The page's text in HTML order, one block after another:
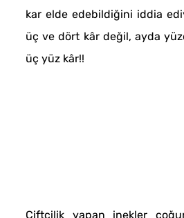
kar elde edebildiğini iddia
üç ve dört kâr değil, ayda
üç yüz kâr!!
Çiftçilik yapan inekler